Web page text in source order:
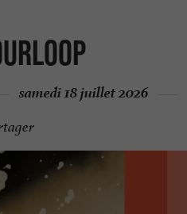
samedi 18 juillet 2026